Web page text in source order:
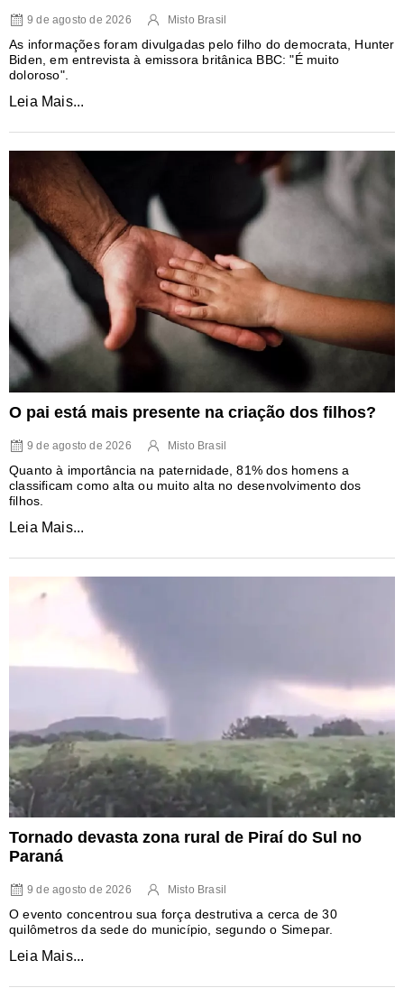
9 de agosto de 2026 Misto Brasil
As informações foram divulgadas pelo filho do democrata, Hunter
Biden, em entrevista à emissora britânica BBC: "É muito
doloroso".
Leia Mais...
O pai está mais presente na criação dos filhos?
9 de agosto de 2026 Misto Brasil
Quanto à importância na paternidade, 81% dos homens a
classificam como alta ou muito alta no desenvolvimento dos
filhos.
Leia Mais...
Tornado devasta zona rural de Piraí do Sul no
Paraná
9 de agosto de 2026 Misto Brasil
O evento concentrou sua força destrutiva a cerca de 30
quilômetros da sede do município, segundo o Simepar.
Leia Mais...